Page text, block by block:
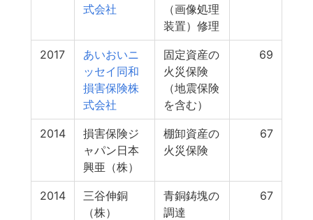
式会社
（画像処理
装置）修理
2017
あいおいニ
ッセイ同和
損害保険株
式会社
固定資産の
火災保険
（地震保険
を含む）
69
2014
損害保険ジ
ャパン日本
興亜（株）
棚卸資産の
火災保険
67
2014
三谷伸銅
（株）
青銅鋳塊の
調達
67